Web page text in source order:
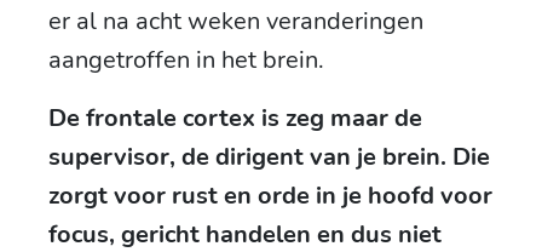
er al na acht weken veranderingen
aangetroffen in het brein.
De frontale cortex is zeg maar de
supervisor, de dirigent van je brein. Die
zorgt voor rust en orde in je hoofd voor
focus, gericht handelen en dus niet